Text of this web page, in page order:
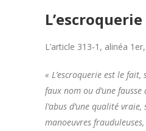
L’escroquerie
L’article 313-1, alinéa
« L’escroquerie est le fait,
faux nom ou d’une
l’abus d’une qualité
manoeuvres